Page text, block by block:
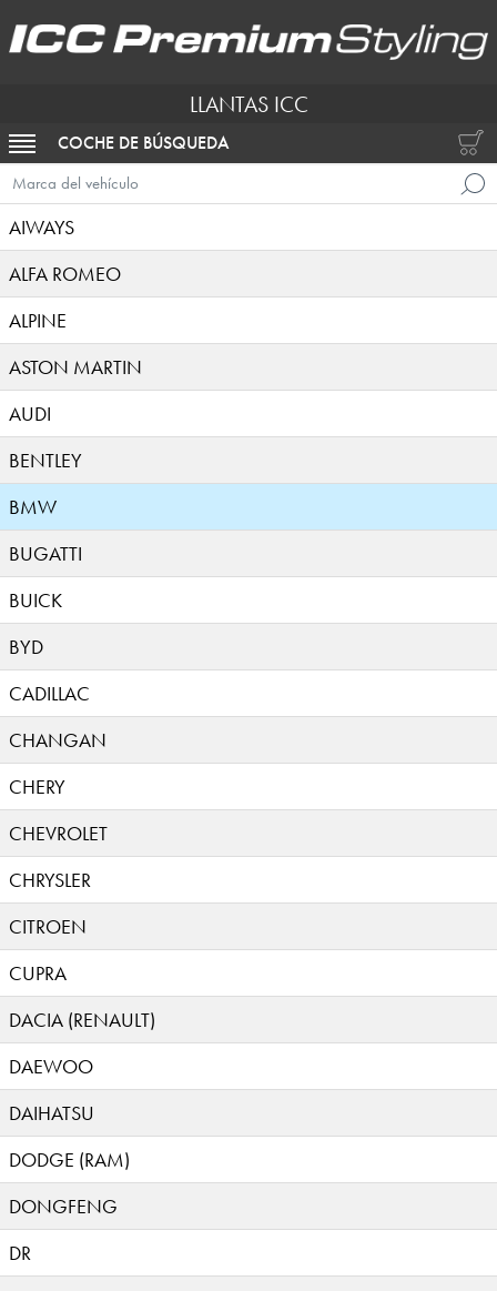
LLANTAS ICC
ACTIVAR NAVEGACIÓN
COCHE DE BÚSQUEDA
Marca del vehículo
AIWAYS
ALFA ROMEO
ALPINE
ASTON MARTIN
AUDI
BENTLEY
BMW
BUGATTI
BUICK
BYD
CADILLAC
CHANGAN
CHERY
CHEVROLET
CHRYSLER
CITROEN
CUPRA
DACIA (RENAULT)
DAEWOO
DAIHATSU
DODGE (RAM)
DONGFENG
DR